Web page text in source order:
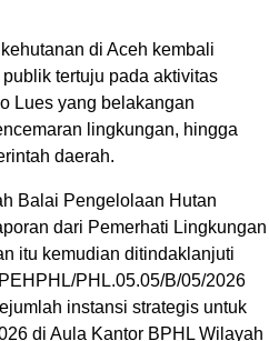
di Aceh kembali
tertuju pada aktivitas
Lues yang belakangan
lingkungan, hingga
daerah.
Balai Pengelolaan Hutan
dari Pemerhati Lingkungan
itu kemudian ditindaklanjuti
PHL.05.05/B/05/2026
instansi strategis untuk
di Aula Kantor BPHL Wilayah I